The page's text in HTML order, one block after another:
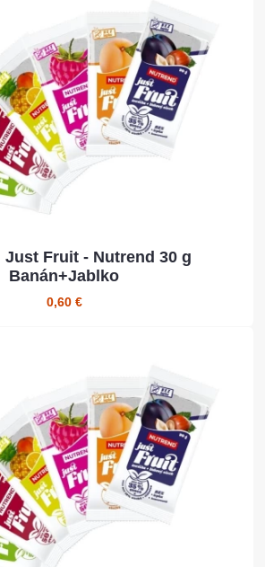
Just Fruit - Nutrend 30 g
Banán+Jablko
0,60 €